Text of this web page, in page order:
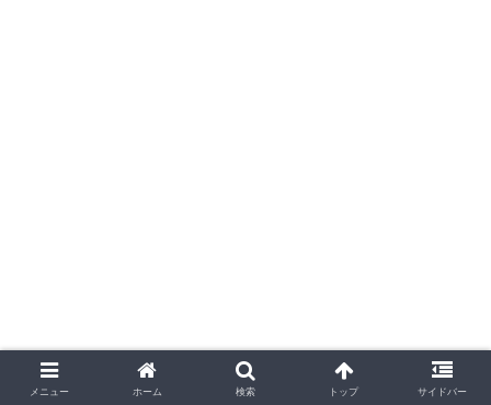
メニュー ホーム 検索 トップ サイドバー